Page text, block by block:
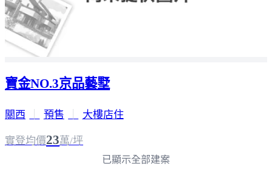
寶金NO.3京品藝墅
關西 預售 大樓店住
實登均價23萬/坪
已顯示全部建案